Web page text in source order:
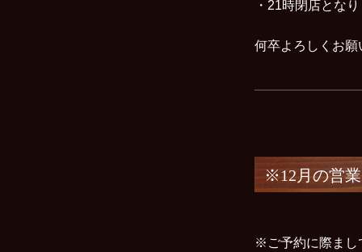
・21時閉店とな
何卒よろしくお
※12月の営
※ご予約に際まし